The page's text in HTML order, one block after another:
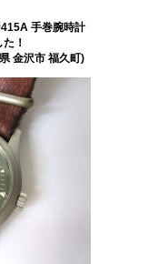
手巻腕時計
！
金沢市 福久町)